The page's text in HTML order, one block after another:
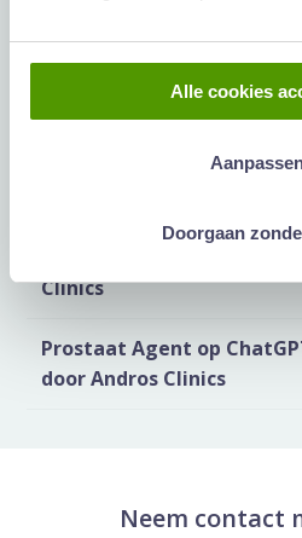
Alle cookies
Doorgaan
Meer
testosteronbehandeling,
Clinics
Prostaat Agent op
door Andros Clinics
Neem contact